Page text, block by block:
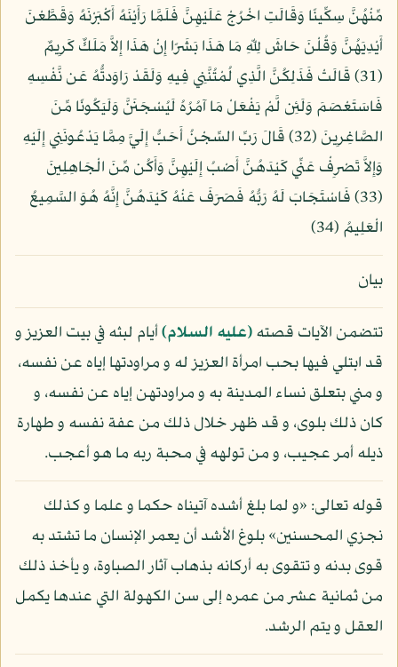
مِّنْهُنَّ سِكِّينًا وَقَالَتِ اخْرُجْ عَلَيْهِنَّ فَلَمَّا رَأَيْنَهُ أَكْبَرْنَهُ وَقَطَّعْنَ
أَيْدِيَهُنَّ وَقُلْنَ حَاشَ لِلّهِ مَا هَذَا بَشَرًا إِنْ هَذَا إِلاَّ مَلَكٌ كَرِيمٌ
(31) قَالَتْ فَذَلِكُنَّ الَّذِي لُمْتُنَّنِي فِيهِ وَلَقَدْ رَاوَدتُّهُ عَن نَّفْسِهِ
فَاسَتَعْصَمَ وَلَئِن لَّمْ يَفْعَلْ مَا آمُرُهُ لَيُسْجَنَنَّ وَلَيَكُونًا مِّنَ
الصَّاغِرِينَ (32) قَالَ رَبِّ السِّجْنُ أَحَبُّ إِلَيَّ مِمَّا يَدْعُونَنِي إِلَيْهِ
وَإِلاَّ تَصْرِفْ عَنِّي كَيْدَهُنَّ أَصْبُ إِلَيْهِنَّ وَأَكُن مِّنَ الْجَاهِلِينَ
(33) فَاسْتَجَابَ لَهُ رَبُّهُ فَصَرَفَ عَنْهُ كَيْدَهُنَّ إِنَّهُ هُوَ السَّمِيعُ
الْعَلِيمُ (34)
بيان
تتضمن الآيات قصته(عليه السلام)أيام لبثه في بيت العزيز و
قد ابتلي فيها بحب امرأة العزيز له و مراودتها إياه عن نفسه،
و مني بتعلق نساء المدينة به و مراودتهن إياه عن نفسه، و
كان ذلك بلوى، و قد ظهر خلال ذلك من عفة نفسه و طهارة
ذيله أمر عجيب، و من تولهه في محبة ربه ما هو أعجب.
قوله تعالى: «و لما بلغ أشده آتيناه حكما و علما و كذلك
نجزي المحسنين» بلوغ الأشد أن يعمر الإنسان ما تشتد به
قوى بدنه و تتقوى به أركانه بذهاب آثار الصباوة، و يأخذ ذلك
من ثمانية عشر من عمره إلى سن الكهولة التي عندها يكمل
العقل و يتم الرشد.